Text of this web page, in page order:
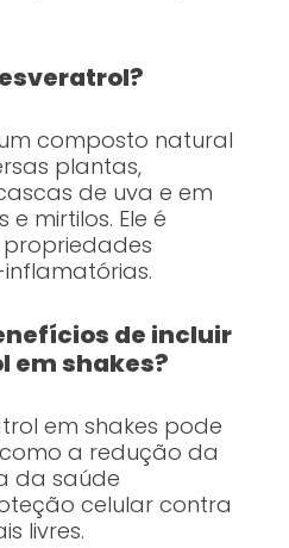
composto natural
plantas,
de uva e em
mirtilos. Ele é
de incluir
em shakes?
em shakes pode
a redução da
da saúde
celular contra
livres.